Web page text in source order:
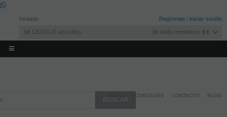
Invitado Regístrate / Iniciar sesión
MI CESTA 0 artículos Mi saldo monedero: 0 €
NOVEDADES CONTACTO BLOG